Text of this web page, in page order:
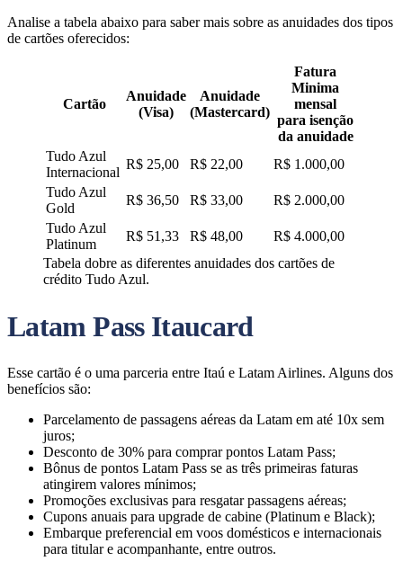
Analise a tabela abaixo para saber mais sobre as anuidades dos tipos
de cartões oferecidos:
Cartão
Anuidade
(Visa)
Anuidade
(Mastercard)
Fatura
Minima
mensal
para isenção
da anuidade
Tudo Azul
Internacional
R$ 25,00 R$ 22,00
R$ 1.000,00
Tudo Azul
Gold
R$ 36,50 R$ 33,00
R$ 2.000,00
Tudo Azul
Platinum
R$ 51,33 R$ 48,00
R$ 4.000,00
Tabela dobre as diferentes anuidades dos cartões de
crédito Tudo Azul.
Latam Pass Itaucard
Esse cartão é o uma parceria entre Itaú e Latam Airlines. Alguns dos
benefícios são:
Parcelamento de passagens aéreas da Latam em até 10x sem
juros;
Desconto de 30% para comprar pontos Latam Pass;
Bônus de pontos Latam Pass se as três primeiras faturas
atingirem valores mínimos;
Promoções exclusivas para resgatar passagens aéreas;
Cupons anuais para upgrade de cabine (Platinum e Black);
Embarque preferencial em voos domésticos e internacionais
para titular e acompanhante, entre outros.